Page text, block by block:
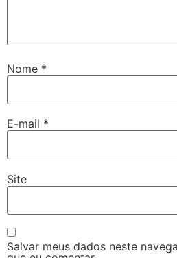
Nome *
E-mail *
Site
Salvar meus dados neste